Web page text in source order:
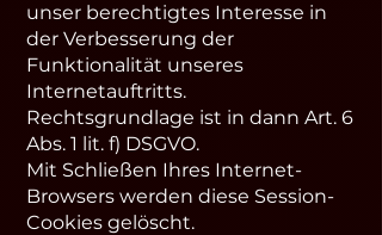
unser berechtigtes Interesse in
der Verbesserung der
Funktionalität unseres
Internetauftritts.
Rechtsgrundlage ist in dann Art. 6
Abs. 1 lit. f) DSGVO.
Mit Schließen Ihres Internet-
Browsers werden diese Session-
Cookies gelöscht.